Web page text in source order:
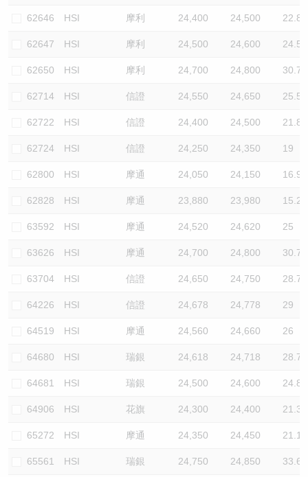
62646 HSI 摩利 24,400 24,500 22.8
62647 HSI 摩利 24,500 24,600 24.5
62650 HSI 摩利 24,700 24,800 30.7
62714 HSI 信證 24,550 24,650 25.5
62722 HSI 信證 24,400 24,500 21.8
62724 HSI 信證 24,250 24,350 19
62800 HSI 摩通 24,050 24,150 16.9
62828 HSI 摩通 23,880 23,980 15.2
63592 HSI 摩通 24,520 24,620 25
63626 HSI 摩通 24,700 24,800 30.7
63704 HSI 信證 24,650 24,750 28.7
64226 HSI 信證 24,678 24,778 29
64519 HSI 摩通 24,560 24,660 26
64680 HSI 瑞銀 24,618 24,718 28.7
64681 HSI 瑞銀 24,500 24,600 24.8
64906 HSI 花旗 24,300 24,400 21.3
65272 HSI 摩通 24,350 24,450 21.1
65561 HSI 瑞銀 24,750 24,850 33.6